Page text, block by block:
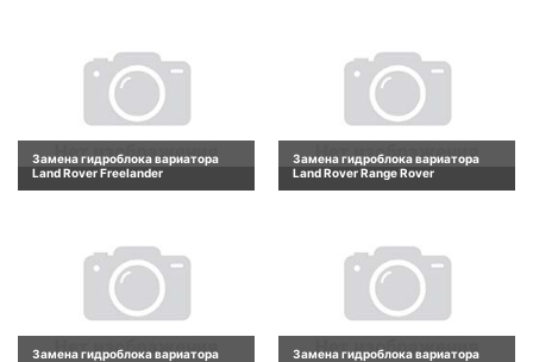
Замена гидроблока вариатора
Land Rover Freelander
Замена гидроблока вариатора
Land Rover Range Rover
Замена гидроблока вариатора
Замена гидроблока вариатора